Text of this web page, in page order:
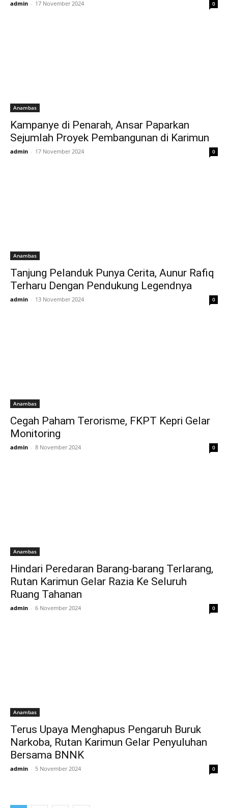
admin - 17 November 2024 0
Anambas
Kampanye di Penarah, Ansar Paparkan
Sejumlah Proyek Pembangunan di Karimun
admin - 17 November 2024 0
Anambas
Tanjung Pelanduk Punya Cerita, Aunur Rafiq
Terharu Dengan Pendukung Legendnya
admin - 13 November 2024 0
Anambas
Cegah Paham Terorisme, FKPT Kepri Gelar
Monitoring
admin - 8 November 2024 0
Anambas
Hindari Peredaran Barang-barang Terlarang,
Rutan Karimun Gelar Razia Ke Seluruh
Ruang Tahanan
admin - 6 November 2024 0
Anambas
Terus Upaya Menghapus Pengaruh Buruk
Narkoba, Rutan Karimun Gelar Penyuluhan
Bersama BNNK
admin - 5 November 2024 0